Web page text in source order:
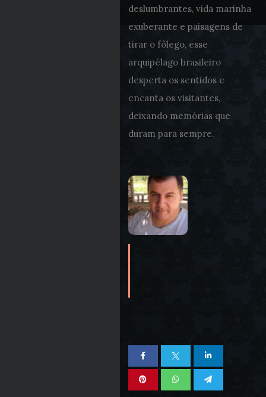
deslumbrantes, vida marinha
exuberante e paisagens de
tirar o fôlego, esse
arquipélago brasileiro
desperta os sentidos e
encanta os visitantes,
deixando memórias que
duram para sempre.